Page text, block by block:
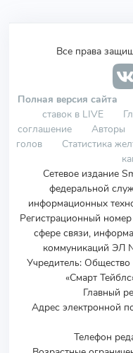
Все права
Полная версия сайта
ставок в LIVE
соглашение
Авторы
голов
Статистика
Сетевое издание
федеральной
информационных
Регистрационный
сфере связи,
коммуникаций ЭЛ
Учредитель: Общество
«Смарт
Главный
Адрес электронной
Телефон